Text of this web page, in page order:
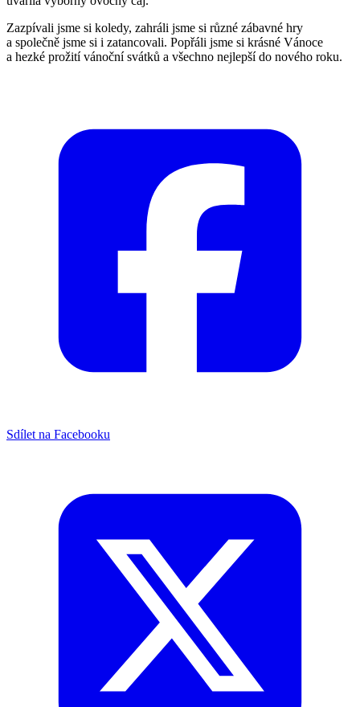
Zazpívali jsme si koledy, zahráli jsme si různé zábavné hry
a společně jsme si i zatancovali. Popřáli jsme si krásné Vánoce
a hezké prožití vánoční svátků a všechno nejlepší do nového roku.
Sdílet na Facebooku